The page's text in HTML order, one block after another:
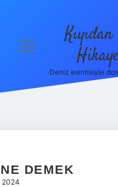
menüyü
Deniz esintisiyle
DEMEK
2024